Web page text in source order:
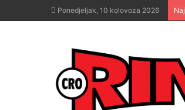
Ponedjeljak, 10 kolovoza 2026